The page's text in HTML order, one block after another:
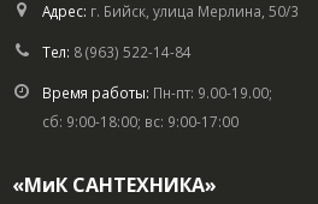
Адрес: г. Бийск, улица Мерлина, 50/3
Тел: 8 (963) 522-14-84
Время работы: Пн-пт: 9.00-19.00;
сб: 9:00-18:00; вс: 9:00-17:00
«МиК САНТЕХНИКА»